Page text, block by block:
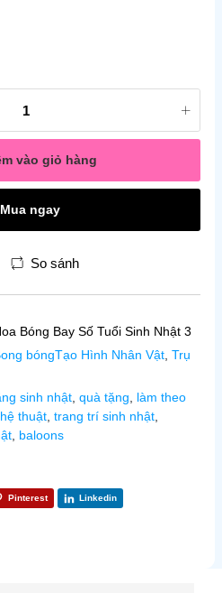
vào giỏ hàng
Mua ngay
So sánh
Bóng Bay Số Tuổi Sinh Nhật 3
bóngTạo Hình Nhân Vật Trụ
sinh nhật quà tặng
làm theo
thuật trang trí sinh nhật
baloons
Pinterest Linkedin